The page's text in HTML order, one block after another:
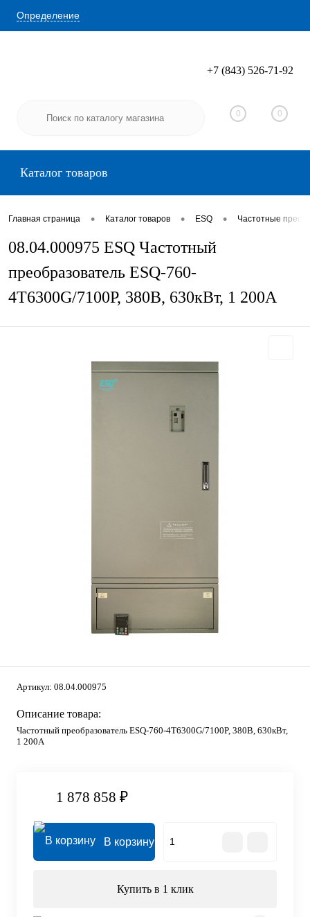
Определение
Вход Регистрация
+7 (843) 526-71-92
0 0
Каталог товаров
Главная страница • Каталог товаров • ESQ • Частотные
08.04.000975 ESQ Частотный
преобразователь ESQ-760-
4T6300G/7100P, 380В, 630кВт, 1 200А
Артикул: 08.04.000975
Описание товара:
Частотный преобразователь ESQ-760-4T6300G/7100P, 380В, 630кВт,
1 200А
1 878 858 ₽
В корзину
Купить в 1 клик